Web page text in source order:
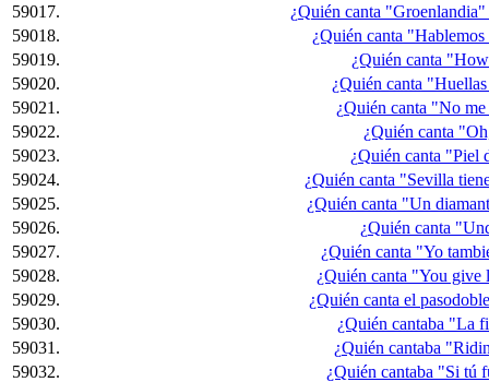
59017.
¿Quién canta
59018.
¿Quién canta
59019.
¿Quién canta
59020.
¿Quién canta
59021.
¿Quién canta "No
59022.
¿Quién canta
59023.
¿Quién canta "Piel
59024.
¿Quién canta "Sevilla
59025.
¿Quién canta "Un
59026.
¿Quién canta
59027.
¿Quién canta "Yo
59028.
¿Quién canta "You give
59029.
¿Quién canta el
59030.
¿Quién cantaba "La
59031.
¿Quién cantaba
59032.
¿Quién cantaba "Si tú